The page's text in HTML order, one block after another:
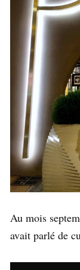
Au mois
avait parlé de